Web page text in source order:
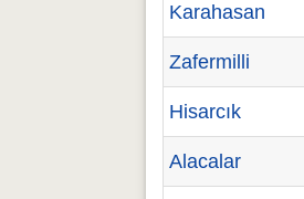
Karahasan
Zafermilli
Hisarcık
Alacalar